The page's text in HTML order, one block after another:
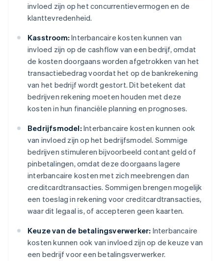
invloed zijn op het concurrentievermogen en de
klanttevredenheid.
Kasstroom: Interbancaire kosten kunnen van
invloed zijn op de cashflow van een bedrijf, omdat
de kosten doorgaans worden afgetrokken van het
transactiebedrag voordat het op de bankrekening
van het bedrijf wordt gestort. Dit betekent dat
bedrijven rekening moeten houden met deze
kosten in hun financiële planning en prognoses.
Bedrijfsmodel: Interbancaire kosten kunnen ook
van invloed zijn op het bedrijfsmodel. Sommige
bedrijven stimuleren bijvoorbeeld contant geld of
pinbetalingen, omdat deze doorgaans lagere
interbancaire kosten met zich meebrengen dan
creditcardtransacties. Sommigen brengen mogelijk
een toeslag in rekening voor creditcardtransacties,
waar dit legaal is, of accepteren geen kaarten.
Keuze van de betalingsverwerker: Interbancaire
kosten kunnen ook van invloed zijn op de keuze van
een bedrijf voor een betalingsverwerker.